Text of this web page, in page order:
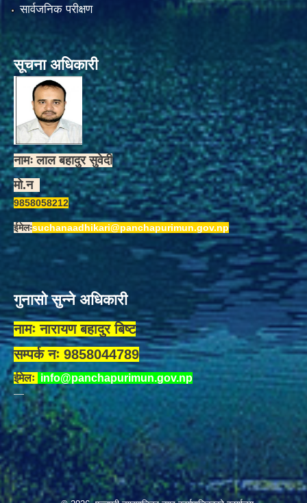
सार्वजनिक परीक्षण
सूचना अधिकारी
नामः लाल बहादुर सुवेदी
मो.न
9858058212
ईमेलःsuchanaadhikari@panchapurimun.gov.np
गुनासो सुन्ने अधिकारी
नामः नारायण बहादुर बिष्ट
सम्पर्क नः 9858044789
ईमेलः info@panchapurimun.gov.np